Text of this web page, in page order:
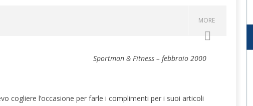
MORE
Sportman & Fitness – febbraio 2000
cogliere l’occasione per farle i complimenti per i suoi articoli